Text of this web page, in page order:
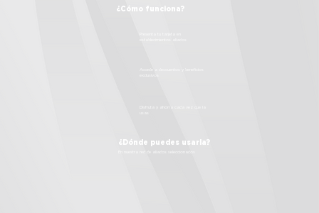
¿Cómo funciona?
exclusivos
¿Dónde puedes usarla?